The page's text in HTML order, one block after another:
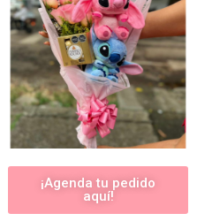
¡Agenda tu pedido
aquí!